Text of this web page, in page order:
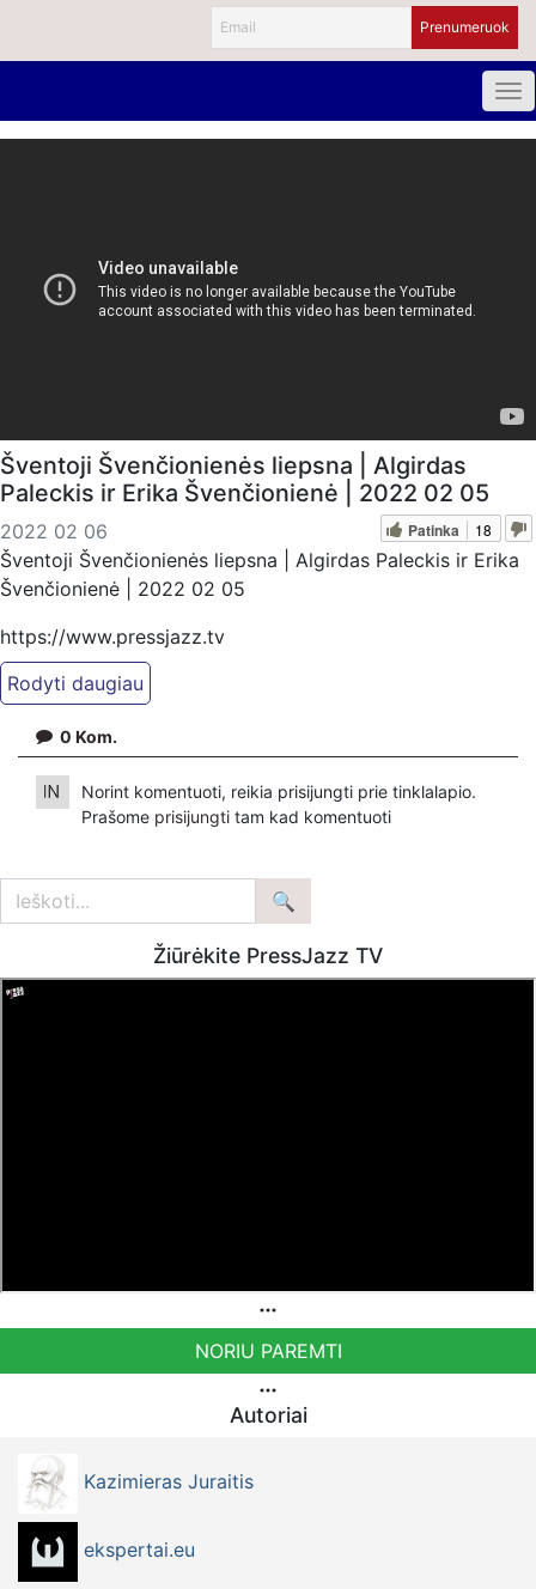
Šventoji Švenčionienės liepsna | Algirdas
Paleckis ir Erika Švenčionienė | 2022 02 05
2022 02 06 Patinka 18
Šventoji Švenčionienės liepsna | Algirdas Paleckis ir Erika
Švenčionienė | 2022 02 05
https://www.pressjazz.tv
https://www.ekspertai.eu
0 Kom.
Norint komentuoti, reikia prisijungti prie tinklalapio.
Prašome prisijungti tam kad komentuoti
Žiūrėkite PressJazz TV
NORIU PAREMTI
Autoriai
Kazimieras Juraitis
ekspertai.eu